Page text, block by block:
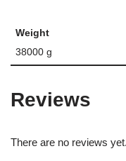
Weight
38000 g
Reviews
There are no reviews yet.